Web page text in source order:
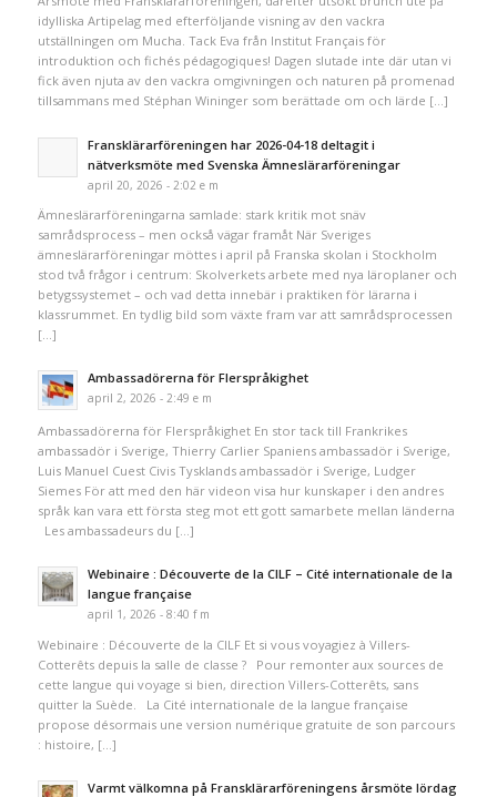
idylliska Artipelag med efterföljande visning av den vackra
utställningen om Mucha. Tack Eva från Institut Français för
introduktion och fichés pédagogiques! Dagen slutade inte där utan vi
fick även njuta av den vackra omgivningen och naturen på promenad
tillsammans med Stéphan Wininger som berättade om och lärde […]
Fransklärarföreningen har 2026-04-18 deltagit i
nätverksmöte med Svenska Ämneslärarföreningar
april 20, 2026 - 2:02 e m
Ämneslärarföreningarna samlade: stark kritik mot snäv
samrådsprocess – men också vägar framåt När Sveriges
ämneslärarföreningar möttes i april på Franska skolan i Stockholm
stod två frågor i centrum: Skolverkets arbete med nya läroplaner och
betygssystemet – och vad detta innebär i praktiken för lärarna i
klassrummet. En tydlig bild som växte fram var att samrådsprocessen
[…]
Ambassadörerna för Flerspråkighet
april 2, 2026 - 2:49 e m
Ambassadörerna för Flerspråkighet En stor tack till Frankrikes
ambassadör i Sverige, Thierry Carlier Spaniens ambassadör i Sverige,
Luis Manuel Cuest Civis Tysklands ambassadör i Sverige, Ludger
Siemes För att med den här videon visa hur kunskaper i den andres
språk kan vara ett första steg mot ett gott samarbete mellan länderna
Les ambassadeurs du […]
Webinaire : Découverte de la CILF – Cité internationale de la
langue française
april 1, 2026 - 8:40 f m
Webinaire : Découverte de la CILF Et si vous voyagiez à Villers-
Cotterêts depuis la salle de classe ? Pour remonter aux sources de
cette langue qui voyage si bien, direction Villers-Cotterêts, sans
quitter la Suède. La Cité internationale de la langue française
propose désormais une version numérique gratuite de son parcours
: histoire, […]
Varmt välkomna på Fransklärarföreningens årsmöte lördag